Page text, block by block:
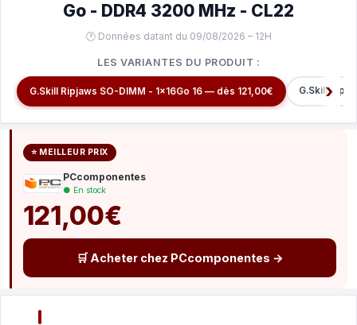
Go - DDR4 3200 MHz - CL22
🕐 Données datant du 09/08/2026 – 12H
LES VARIANTES DU PRODUIT :
G.Skill Ripjaws SO-DIMM - 1x16Go 16 — dès 121,00€ G.Skill
⭐ MEILLEUR PRIX
PCcomponentes
● En stock
121,00€
🛒 Acheter chez PCcomponentes →